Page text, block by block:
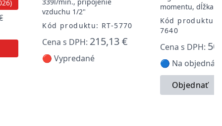
vzduchu 1/2"
Kód produktu: RT-5770
Cena s DPH: 215,13 €
🔴 Vypredané
momentu, dĺžka
Kód produktu:
7640
Cena s DPH:
🔵 Na
Objednať